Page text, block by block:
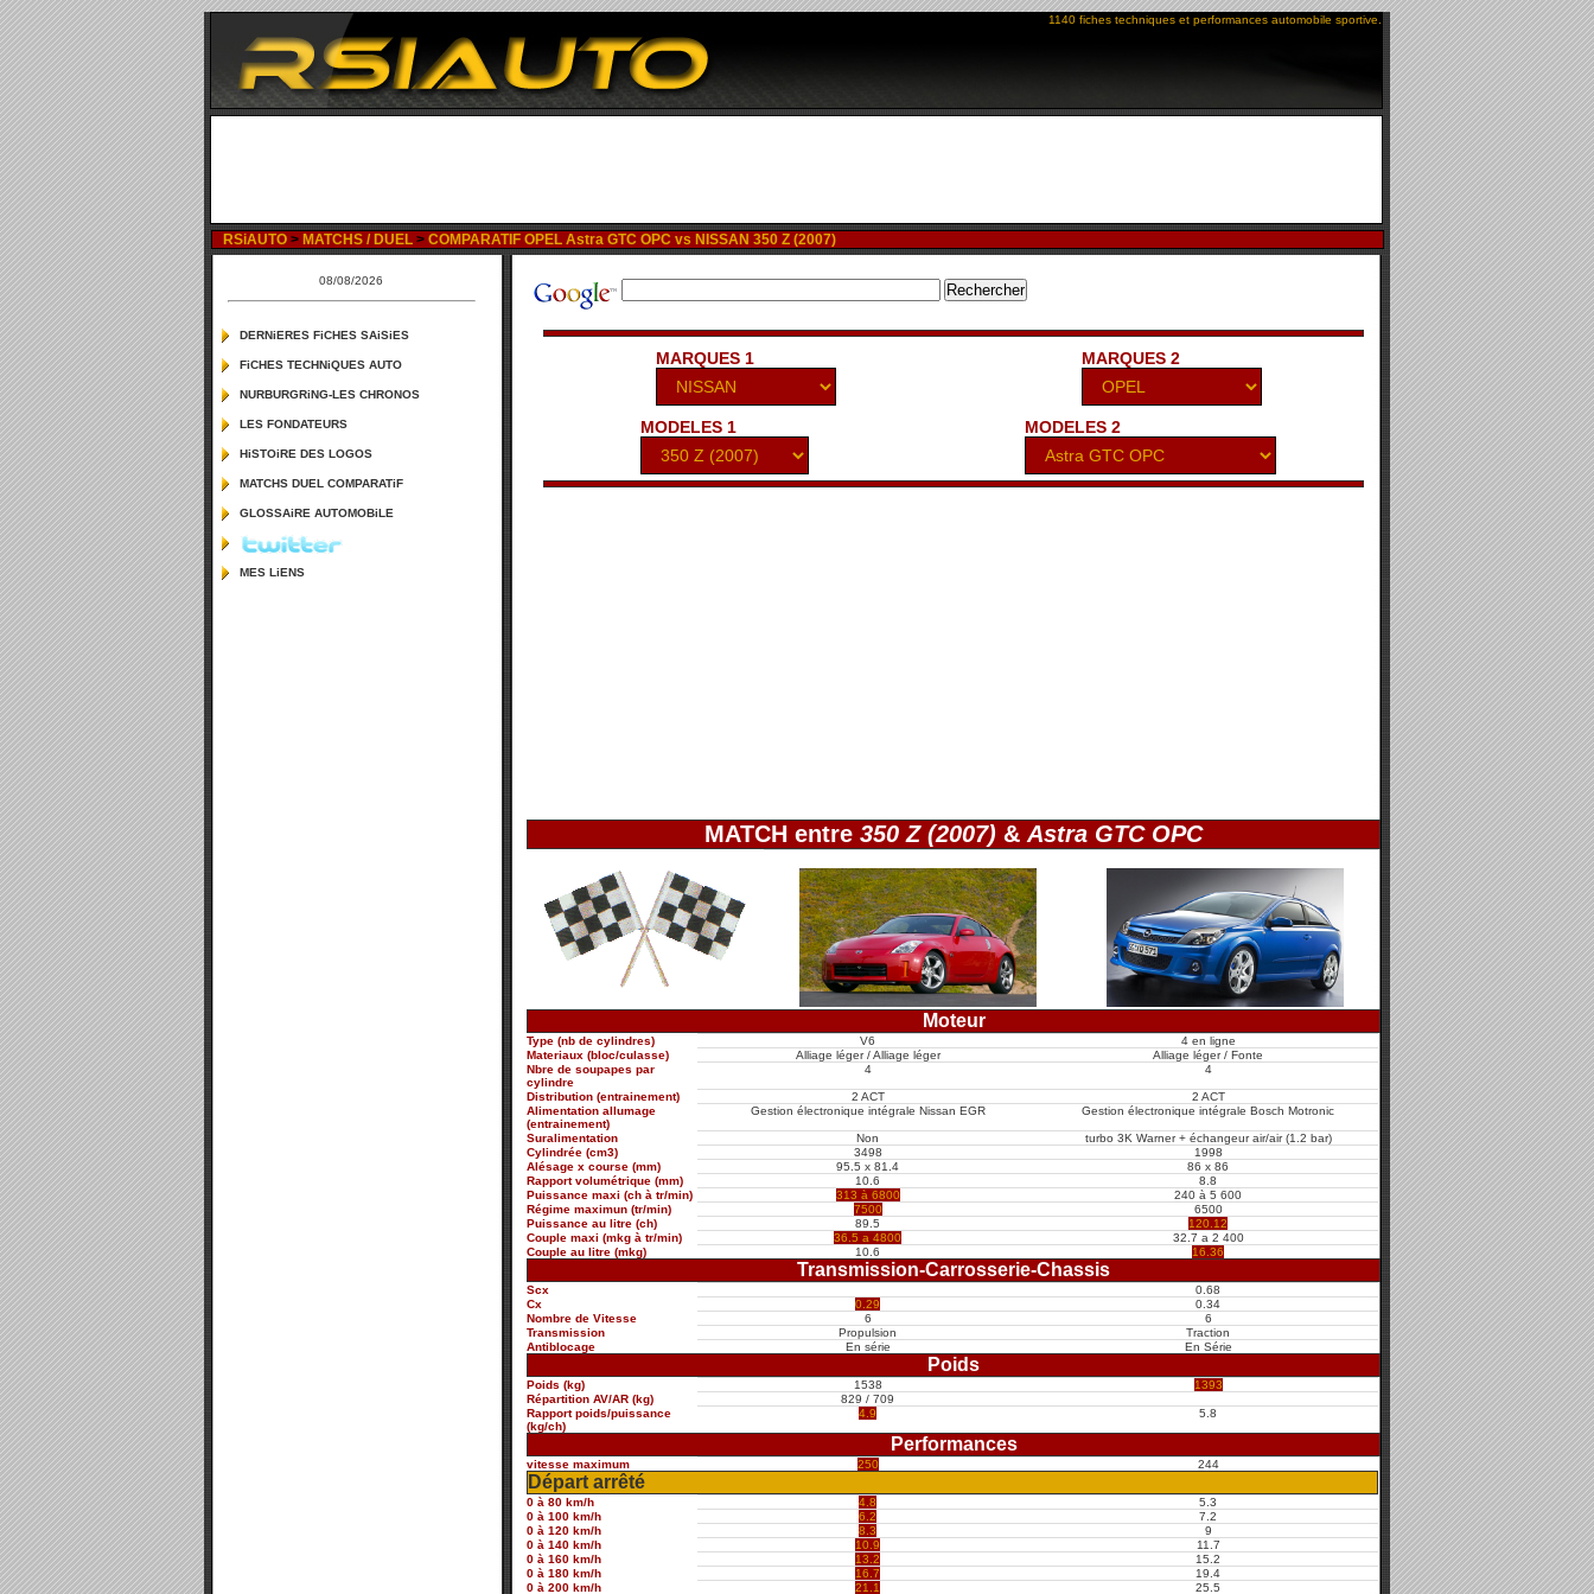
1140 fiches techniques et performances automobile sportive.
RSiAUTO > MATCHS / DUEL > COMPARATIF OPEL Astra GTC OPC vs NISSAN 350 Z (2007)
MARQUES 1 MARQUES 2
MODELES 1 MODELES 2
MATCH entre 350 Z (2007) & Astra GTC OPC
Moteur
Type (nb de cylindres) V6
4 en ligne
Materiaux (bloc/culasse)
Alliage léger / Alliage léger
Alliage léger / Fonte
Nbre de soupapes par
cylindre
4 4
Distribution (entrainement) 2 ACT
2 ACT
Alimentation allumage
(entrainement)
Gestion électronique intégrale Nissan EGR Gestion électronique intégrale Bosch Motronic
Suralimentation Non
turbo 3K Warner + échangeur air/air (1.2 bar)
Cylindrée (cm3)
3498
1998
Alésage x course (mm)
95.5 x 81.4
86 x 86
Rapport volumétrique (mm)
10.6
8.8
Puissance maxi (ch à tr/min)
313 à 6800
240 à 5 600
Régime maximun (tr/min)
7500
6500
Puissance au litre (ch)
89.5
120.12
Couple maxi (mkg à tr/min)
36.5 a 4800
32.7 a 2 400
Couple au litre (mkg)
10.6 16.36
Transmission-Carrosserie-Chassis
Scx
0.68
Cx
0.29
0.34
Nombre de Vitesse
6
6
Transmission
Propulsion
Traction
Antiblocage
En série En Série
Poids
Poids (kg) 1538
1393
Répartition AV/AR (kg)
829 / 709
Rapport poids/puissance
(kg/ch)
4.9 5.8
Performances
vitesse maximum 250 244
Départ arrêté
0 à 80 km/h 4.8
5.3
0 à 100 km/h
6.2
7.2
0 à 120 km/h
8.3
9
0 à 140 km/h
10.9
11.7
0 à 160 km/h
13.2
15.2
0 à 180 km/h
16.7
19.4
0 à 200 km/h
21.1 25.5
08/08/2026
DERNiERES FiCHES SAiSiES
FiCHES TECHNiQUES AUTO
NURBURGRiNG-LES CHRONOS
LES FONDATEURS
HiSTOiRE DES LOGOS
MATCHS DUEL COMPARATiF
GLOSSAiRE AUTOMOBiLE
MES LiENS